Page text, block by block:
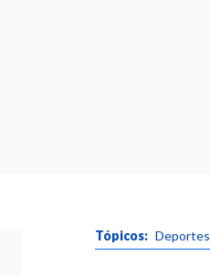
Tópicos: Deportes